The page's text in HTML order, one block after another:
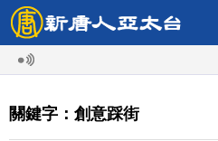
關鍵字：創意踩街